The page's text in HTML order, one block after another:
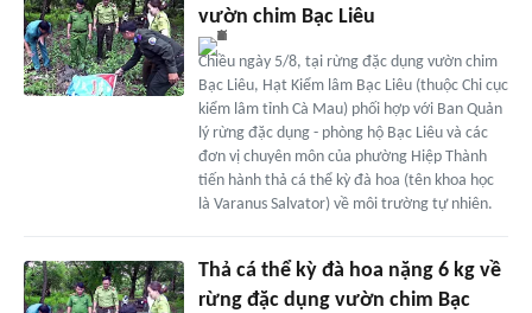
vườn chim Bạc Liêu
Chiều ngày 5/8, tại rừng đặc dụng vườn chim
Bạc Liêu, Hạt Kiểm lâm Bạc Liêu (thuộc Chi cục
kiểm lâm tỉnh Cà Mau) phối hợp với Ban Quản
lý rừng đặc dụng - phòng hộ Bạc Liêu và các
đơn vị chuyên môn của phường Hiệp Thành
tiến hành thả cá thể kỳ đà hoa (tên khoa học
là Varanus Salvator) về môi trường tự nhiên.
Thả cá thể kỳ đà hoa nặng 6 kg về
rừng đặc dụng vườn chim Bạc